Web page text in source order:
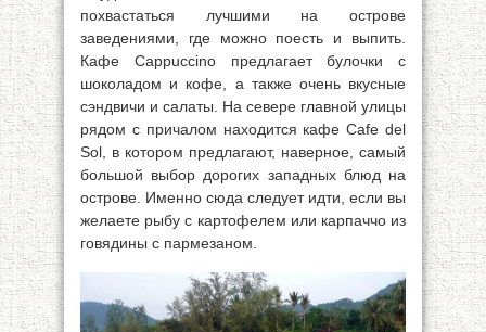
похвастаться лучшими на острове
заведениями, где можно поесть и выпить.
Кафе Cappuccino предлагает булочки с
шоколадом и кофе, а также очень вкусные
сэндвичи и салаты. На севере главной улицы
рядом с причалом находится кафе Cafe del
Sol, в котором предлагают, наверное, самый
большой выбор дорогих западных блюд на
острове. Именно сюда следует идти, если вы
желаете рыбу с картофелем или карпаччо из
говядины с пармезаном.